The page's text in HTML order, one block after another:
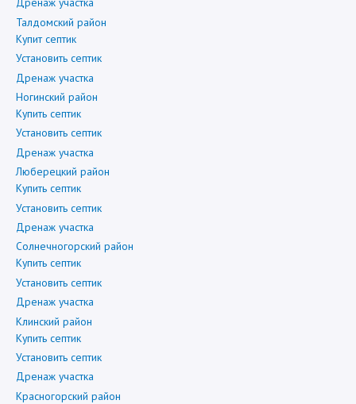
Талдомский район
Купит септик
Установить септик
Дренаж участка
Ногинский район
Купить септик
Установить септик
Дренаж участка
Люберецкий район
Купить септик
Установить септик
Дренаж участка
Солнечногорский район
Купить септик
Установить септик
Дренаж участка
Клинский район
Купить септик
Установить септик
Дренаж участка
Красногорский район